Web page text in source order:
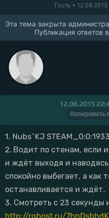
Гость • 12.08.2015
Эта тема закрыта
Публикация ответов
12.08.2015
Копировать
1. Nubs^KJ
2. Водит по стенам, если
и ждёт выходя и наводясь
спокойно выбегает, а как
останавливается и ждёт.
3. Смотреть с 23 секунды
http://rghost.ru/7hnDsbhdK